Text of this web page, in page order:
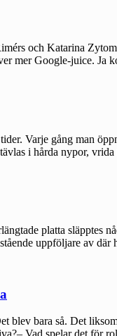
och Katarina
mer Google-juice. Ja
Varje gång man
i hårda nypor,
platta
uppföljare av
blev bara så. Det